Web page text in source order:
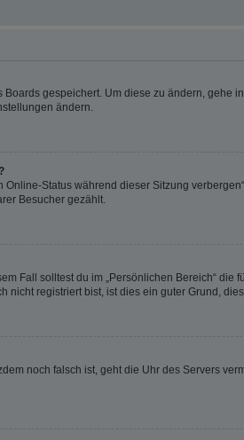
gespeichert. Um diese zu ändern, gehe
ändern.
Status während dieser Sitzung
Besucher gezählt.
Fall solltest du im „Persönlichen Bereich“ die
registriert bist, ist dies ein guter Grund, dies
noch falsch ist, geht die Uhr des Servers